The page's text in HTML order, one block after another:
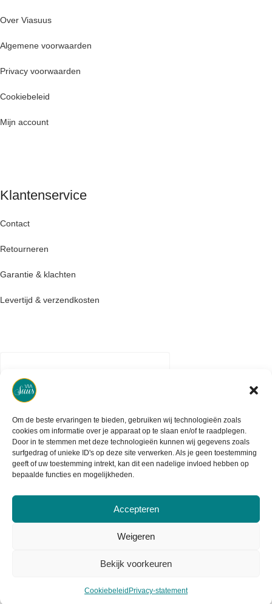
Om de beste ervaringen te bieden, gebruiken wij technologieën zoals
cookies om informatie over je apparaat op te slaan en/of te raadplegen.
Door in te stemmen met deze technologieën kunnen wij gegevens zoals
surfgedrag of unieke ID's op deze site verwerken. Als je geen toestemming
geeft of uw toestemming intrekt, kan dit een nadelige invloed hebben op
bepaalde functies en mogelijkheden.
Accepteren
Weigeren
Bekijk voorkeuren
Cookiebeleid Privacy-statement
Over Viasuus
Algemene voorwaarden
Privacy voorwaarden
Cookiebeleid
Mijn account
Klantenservice
Contact
Retourneren
Garantie & klachten
Levertijd & verzendkosten